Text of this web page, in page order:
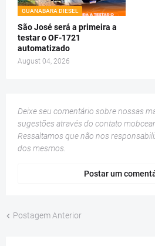
GUANABARA DIESEL
São José será a primeira a
testar o OF-1721
automatizado
August 04, 2026
Deixe seu comentário sobre nossas
sugestões através do contato
Ressaltamos que não nos
dos mesmos.
Postar um
Postagem Anterior